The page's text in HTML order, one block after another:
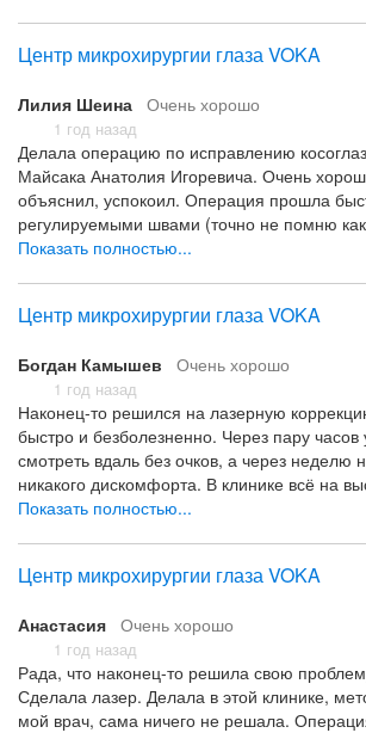
Очень довольна, что выбрала именно эту
Центр микрохирургии глаза VOKA
Лилия Шеина Очень хорошо
1 год назад
Делала операцию по исправлению
Майсака Анатолия Игоревича. Очень
объяснил, успокоил. Операция прошла
регулируемыми швами (точно не помню
Через пару часов уже отпустили домой. В
Показать полностью...
Центр микрохирургии глаза VOKA
Богдан Камышев Очень хорошо
1 год назад
Наконец-то решился на лазерную
быстро и безболезненно. Через пару
смотреть вдаль без очков, а через неделю
никакого дискомфорта. В клинике всё на
просторные помещения, нет толпы людей,
Показать полностью...
Центр микрохирургии глаза VOKA
Анастасия Очень хорошо
1 год назад
Рада, что наконец-то решила свою
Сделала лазер. Делала в этой клинике,
мой врач, сама ничего не решала.